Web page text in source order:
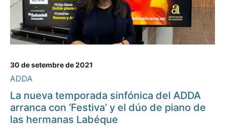
30 de setembre de 2021
ADDA
La nueva temporada sinfónica del ADDA
arranca con ‘Festiva’ y el dúo de piano de
las hermanas Labéque